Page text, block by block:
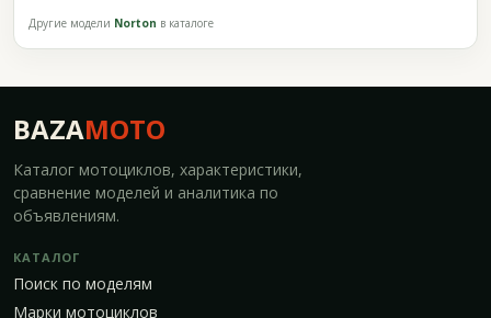
Другие модели Norton в каталоге
BAZAMOTO
Каталог мотоциклов, характеристики,
сравнение моделей и аналитика по
объявлениям.
КАТАЛОГ
Поиск по моделям
Марки мотоциклов